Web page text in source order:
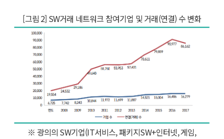
[그림 2] SW거래 네트워크 참여기업 및 거래(연결) 수 변화
※ 광의의 SW기업(IT서비스, 패키지SW+인터넷, 게임,